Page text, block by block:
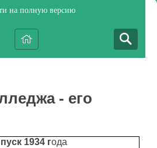
на полную версию
- его
1934 года